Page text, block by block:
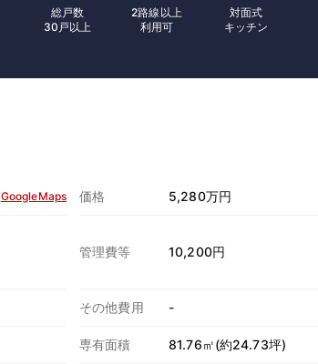
総戸数
30戸以上
2路線以上
利用可
対面式
キッチン
GoogleMaps 価格 5,280万円
管理費等 10,200円
その他費用 -
専有面積 81.76㎡(約24.73坪)